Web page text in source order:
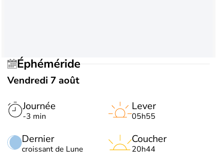
Éphéméride
Vendredi 7 août
Journée
-3 min
Dernier
croissant de Lune
Lever
05h55
Coucher
20h44